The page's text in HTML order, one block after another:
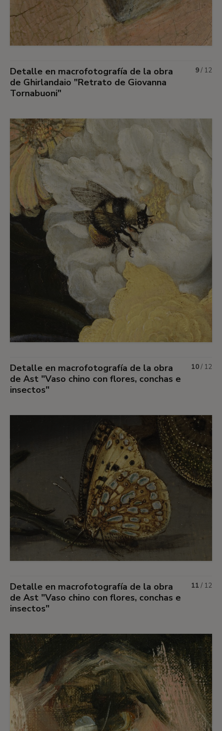
Detalle en macrofotografía de la obra
de Ghirlandaio "Retrato de Giovanna
Tornabuoni"
9/ 12
Detalle en macrofotografía de la obra
de Ast "Vaso chino con flores, conchas e
insectos"
10/ 12
Detalle en macrofotografía de la obra
de Ast "Vaso chino con flores, conchas e
insectos"
11 / 12